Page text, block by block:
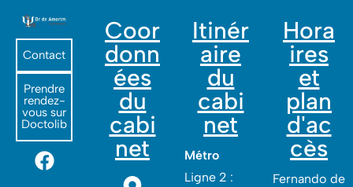
Contact
Prendre
rendez-
vous sur
Doctolib
Coor
donn
ées
du
cabi
net
Itinér
aire
du
cabi
net
Métro
Ligne 2 :
Hora
ires
et
plan
d'ac
cès
Fernando de